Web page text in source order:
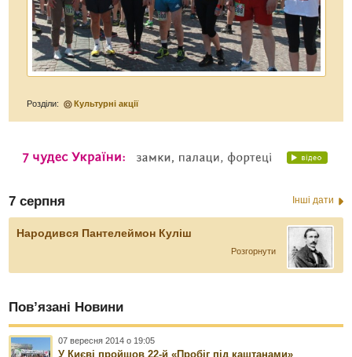
Розділи: Культурні акції
7 серпня Інші дати
Народився Пантелеймон Куліш
Розгорнути
Пов’язані Новини
07 вересня 2014 о 19:05
У Києві пройшов 22-й «Пробіг під каштанами»